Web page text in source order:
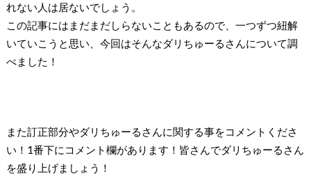
れない人は居ないでしょう。
この記事にはまだまだしらないこともあるので、一つずつ紐解
いていこうと思い、今回はそんなダリちゅーるさんについて調
べました！
また訂正部分やダリちゅーるさんに関する事をコメントくださ
い！1番下にコメント欄があります！皆さんでダリちゅーるさん
を盛り上げましょう！